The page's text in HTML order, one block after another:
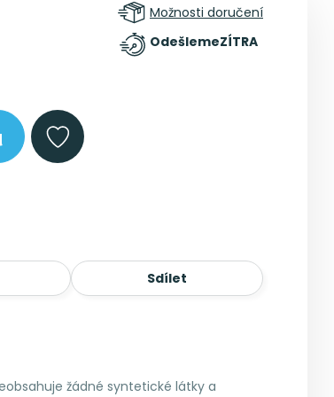
Možnosti doručení
OdešlemeZÍTRA
Sdílet
žádné syntetické látky a